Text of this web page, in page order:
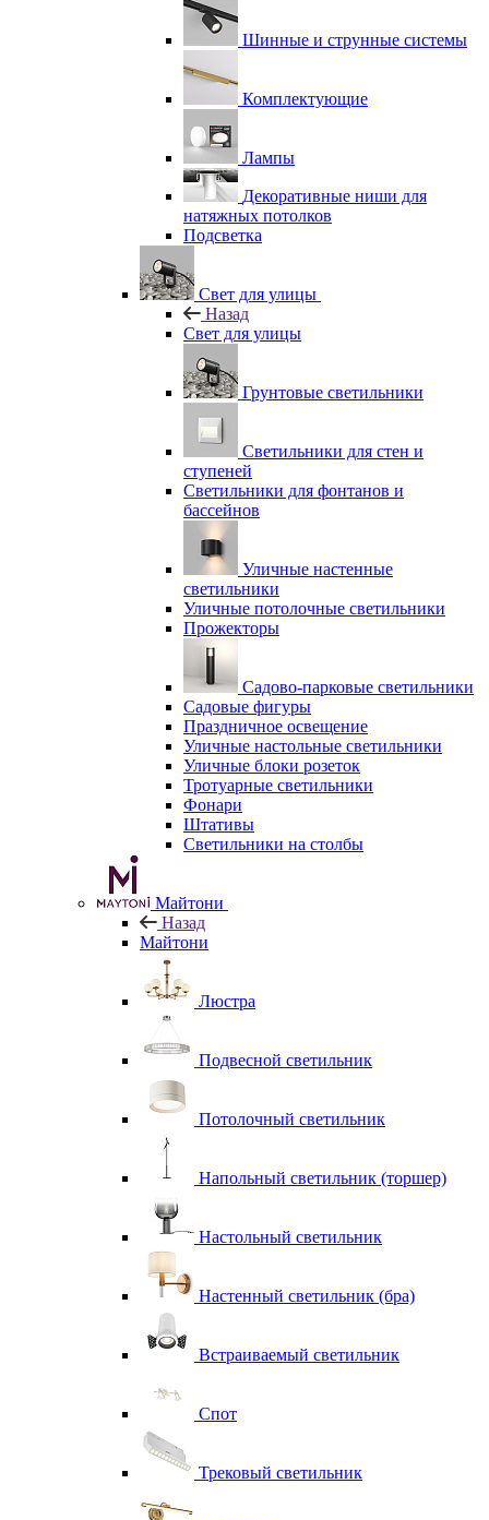
Шинные и струнные системы
Комплектующие
Лампы
Декоративные ниши для
натяжных потолков
Подсветка
Свет для улицы
Назад
Свет для улицы
Грунтовые светильники
Светильники для стен и
ступеней
Светильники для фонтанов и
бассейнов
Уличные настенные
светильники
Уличные потолочные светильники
Прожекторы
Садово-парковые светильники
Садовые фигуры
Праздничное освещение
Уличные настольные светильники
Уличные блоки розеток
Тротуарные светильники
Фонари
Штативы
Светильники на столбы
Майтони
Назад
Майтони
Люстра
Подвесной светильник
Потолочный светильник
Напольный светильник (торшер)
Настольный светильник
Настенный светильник (бра)
Встраиваемый светильник
Спот
Трековый светильник